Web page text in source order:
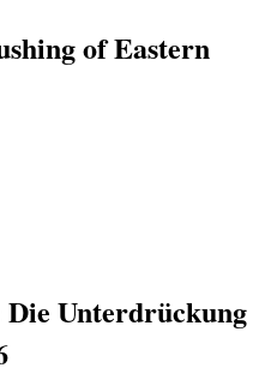
of Eastern
Unterdrückung